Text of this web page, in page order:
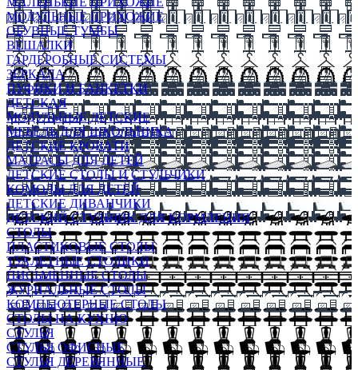
МОДУЛЬНЫЕ ПРИХОЖИЕ
ОБУВНЫЕ ТУМБЫ
ВЕШАЛКИ
ГАРДЕРОБНЫЕ СИСТЕМЫ
ЗЕРКАЛА
ПУФИКИ И БАНКЕТКИ
ДЕТСКАЯ
МОДУЛЬНЫЕ ДЕТСКИЕ
МЕБЕЛЬ ДЛЯ ШКОЛЬНИКА
ДЕТСКИЕ КРОВАТИ
МАТРАСЫ ДЛЯ ДЕТЕЙ
ДЕТСКИЕ СТОЛЫ И СТУЛЬЧИКИ
КОМОДЫ ДЛЯ ДЕТЕЙ
ДЕТСКИЕ ДИВАНЧИКИ
ДЕТСКИЙ СТУЛЬЧИК ДЛЯ КОРМЛЕНИЯ
СТОЛЫ
ПЛАСТИКОВЫЕ СТОЛЫ
ТУАЛЕТНЫЕ СТОЛИКИ
ПИСЬМЕННЫЕ СТОЛЫ
ЖУРНАЛЬНЫЕ СТОЛЫ
КОМПЬЮТЕРНЫЕ СТОЛЫ
СТОЛЫ НА КУХНЮ
СТУЛЬЯ
СТУЛЬЯ ОФИСНЫЕ
СТУЛЬЯ ДЕРЕВЯННЫЕ